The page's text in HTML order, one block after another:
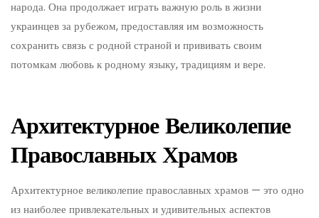
народа. Она продолжает играть важную роль в жизни
украинцев за рубежом, предоставляя им возможность
сохранить связь с родной страной и прививать своим
потомкам любовь к родному языку, традициям и вере.
Архитектурное Великолепие
Православных Храмов
Архитектурное великолепие православных храмов — это одно
из наиболее привлекательных и удивительных аспектов